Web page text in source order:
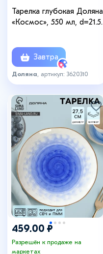
Тарелка глубокая Доляна
«Космос», 550 мл, d=21.5
Завтра
Доляна , артикул: 3620310
459.00 ₽
Разрешён к продаже на
маркетах